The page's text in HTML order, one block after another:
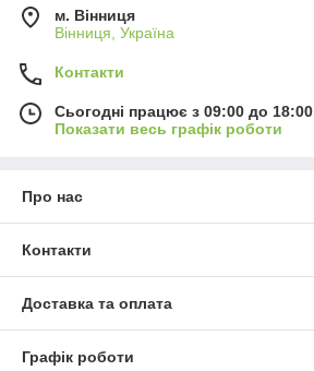
м. Вінниця
Вінниця, Україна
Контакти
Сьогодні працює з 09:00 до 18:00
Показати весь графік роботи
Про нас
Контакти
Доставка та оплата
Графік роботи